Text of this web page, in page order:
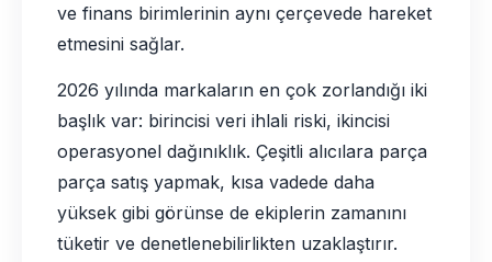
ve finans birimlerinin aynı çerçevede hareket
etmesini sağlar.
2026 yılında markaların en çok zorlandığı iki
başlık var: birincisi veri ihlali riski, ikincisi
operasyonel dağınıklık. Çeşitli alıcılara parça
parça satış yapmak, kısa vadede daha
yüksek gibi görünse de ekiplerin zamanını
tüketir ve denetlenebilirlikten uzaklaştırır.